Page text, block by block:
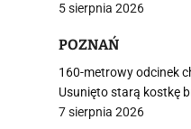
5 sierpnia 2026
POZNAŃ
160-metrowy odcinek
Usunięto starą kostkę
7 sierpnia 2026